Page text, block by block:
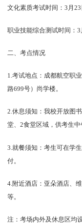
文化素质考试时间：3月
职业技能综合测试时间：
二、考点情况
1.考试地点：成都航空职
路699号）尚学楼。
2.休息须知：我校开放图
堂、2食堂区域，供考生中
3.就餐须知：考生可在学
付。
4.附近酒店：亚朵酒店、
等。
注：考场内外及休息区均